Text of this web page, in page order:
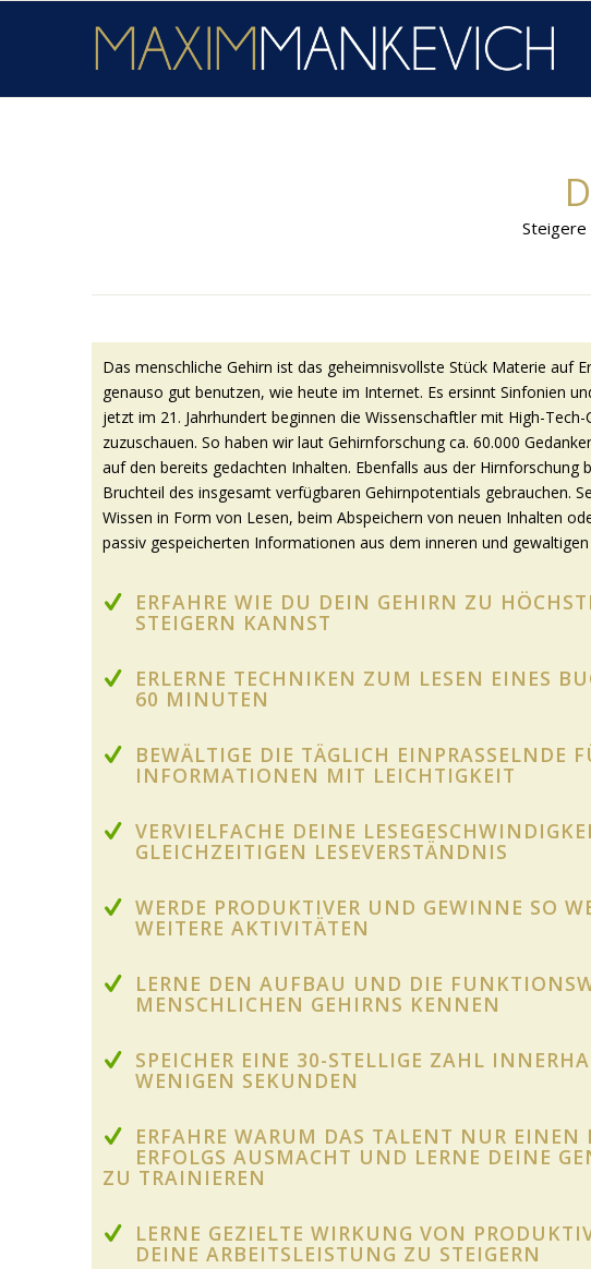
Steigere
Das menschliche Gehirn ist das geheimnisvollste Stück Materie auf
genauso gut benutzen, wie heute im Internet. Es ersinnt Sinfonien
jetzt im 21. Jahrhundert beginnen die Wissenschaftler mit High-
zuzuschauen. So haben wir laut Gehirnforschung ca. 60.000
auf den bereits gedachten Inhalten. Ebenfalls aus der Hirnforschung
Bruchteil des insgesamt verfügbaren Gehirnpotentials gebrauchen.
Wissen in Form von Lesen, beim Abspeichern von neuen Inhalten
passiv gespeicherten Informationen aus dem inneren und
ERFAHRE WIE DU DEIN GEHIRN ZU
STEIGERN KANNST
ERLERNE TECHNIKEN ZUM LESEN EINES
60 MINUTEN
BEWÄLTIGE DIE TÄGLICH EINPRASSELNDE
INFORMATIONEN MIT LEICHTIGKEIT
VERVIELFACHE DEINE
GLEICHZEITIGEN LESEVERSTÄNDNIS
WERDE PRODUKTIVER UND GEWINNE SO
WEITERE AKTIVITÄTEN
LERNE DEN AUFBAU UND DIE
MENSCHLICHEN GEHIRNS KENNEN
SPEICHER EINE 30-STELLIGE ZAHL
WENIGEN SEKUNDEN
ERFAHRE WARUM DAS TALENT NUR EINEN
ERFOLGS AUSMACHT UND LERNE DEINE
ZU TRAINIEREN
LERNE GEZIELTE WIRKUNG VON
DEINE ARBEITSLEISTUNG ZU STEIGERN